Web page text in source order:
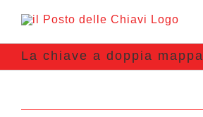
La chiave a doppia mappa